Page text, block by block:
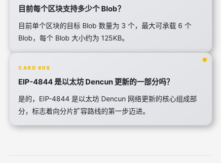
目前每个区块支持多少个 Blob？
目前单个区块的目标 Blob 数量为 3 个，最大可承载 6 个
Blob，每个 Blob 大小约为 125KB。
CARD #08
EIP-4844 是以太坊 Dencun 更新的一部分吗？
是的，EIP-4844 是以太坊 Dencun 网络更新的核心组成部
分，标志着向分片扩容路线的第一步迈进。